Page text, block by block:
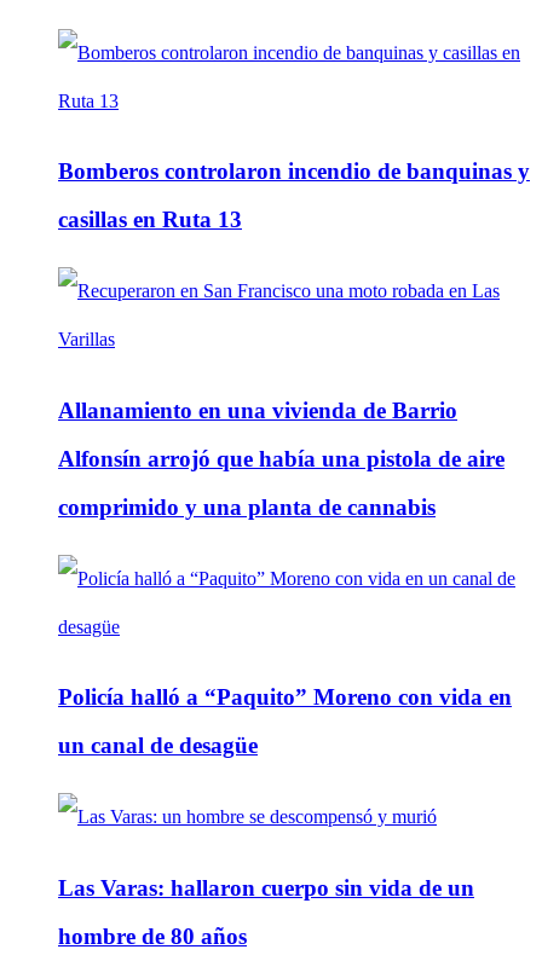
Bomberos controlaron incendio de banquinas y
casillas en Ruta 13
Allanamiento en una vivienda de Barrio
Alfonsín arrojó que había una pistola de aire
comprimido y una planta de cannabis
Policía halló a “Paquito” Moreno con vida en
un canal de desagüe
Las Varas: hallaron cuerpo sin vida de un
hombre de 80 años